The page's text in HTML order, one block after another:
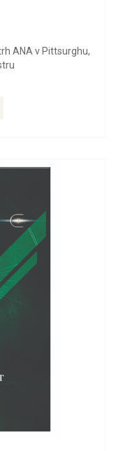
ANA v Pittsurghu,